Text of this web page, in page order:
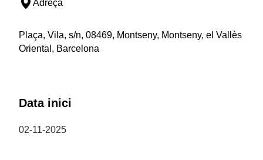
Adreça
Plaça, Vila, s/n, 08469, Montseny, Montseny, el Vallès
Oriental, Barcelona
Data inici
02-11-2025